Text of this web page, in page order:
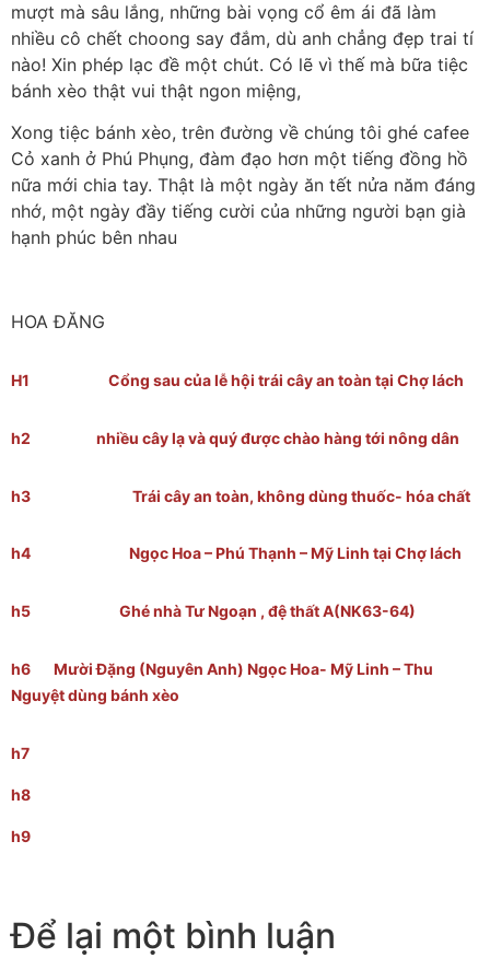
mượt mà sâu lắng, những bài vọng cổ êm ái đã làm
nhiều cô chết choong say đắm, dù anh chẳng đẹp trai tí
nào! Xin phép lạc đề một chút. Có lẽ vì thế mà bữa tiệc
bánh xèo thật vui thật ngon miệng,
Xong tiệc bánh xèo, trên đường về chúng tôi ghé cafee
Cỏ xanh ở Phú Phụng, đàm đạo hơn một tiếng đồng hồ
nữa mới chia tay. Thật là một ngày ăn tết nửa năm đáng
nhớ, một ngày đầy tiếng cười của những người bạn già
hạnh phúc bên nhau
HOA ĐĂNG
H1 Cổng sau của lễ hội trái cây an toàn tại Chợ lách
h2 nhiều cây lạ và quý được chào hàng tới nông dân
h3 Trái cây an toàn, không dùng thuốc- hóa chất
h4 Ngọc Hoa – Phú Thạnh – Mỹ Linh tại Chợ lách
h5 Ghé nhà Tư Ngoạn , đệ thất A(NK63-64)
h6 Mười Đặng (Nguyên Anh) Ngọc Hoa- Mỹ Linh – Thu
Nguyệt dùng bánh xèo
h7
h8
h9
Để lại một bình luận